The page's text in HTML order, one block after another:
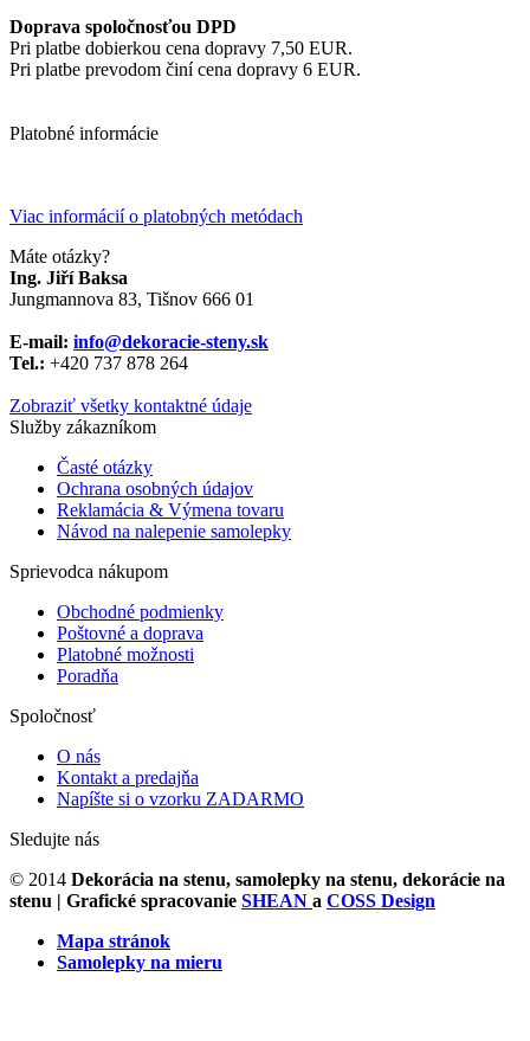
Doprava spoločnosťou DPD
Pri platbe dobierkou cena dopravy 7,50 EUR.
Pri platbe prevodom činí cena dopravy 6 EUR.
Platobné informácie
Viac informácií o platobných metódach
Máte otázky?
Ing. Jiří Baksa
Jungmannova 83, Tišnov 666 01
E-mail: info@dekoracie-steny.sk
Tel.: +420 737 878 ​​264
Zobraziť všetky kontaktné údaje
Služby zákazníkom
Časté otázky
Ochrana osobných údajov
Reklamácia & Výmena tovaru
Návod na nalepenie samolepky
Sprievodca nákupom
Obchodné podmienky
Poštovné a doprava
Platobné možnosti
Poradňa
Spoločnosť
O nás
Kontakt a predajňa
Napíšte si o vzorku ZADARMO
Sledujte nás
© 2014 Dekorácia na stenu, samolepky na stenu, dekorácie na
stenu
| Grafické spracovanie SHEAN a COSS Design
Mapa stránok
Samolepky na mieru